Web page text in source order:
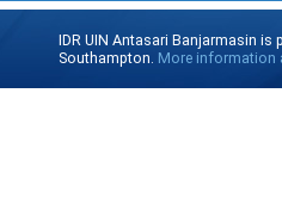
IDR UIN Antasari Banjarmasin is
Southampton. More information